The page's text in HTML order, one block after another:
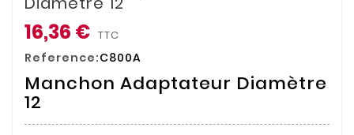
16,36 € TTC
Reference:C800A
Manchon Adaptateur Diamètre
12